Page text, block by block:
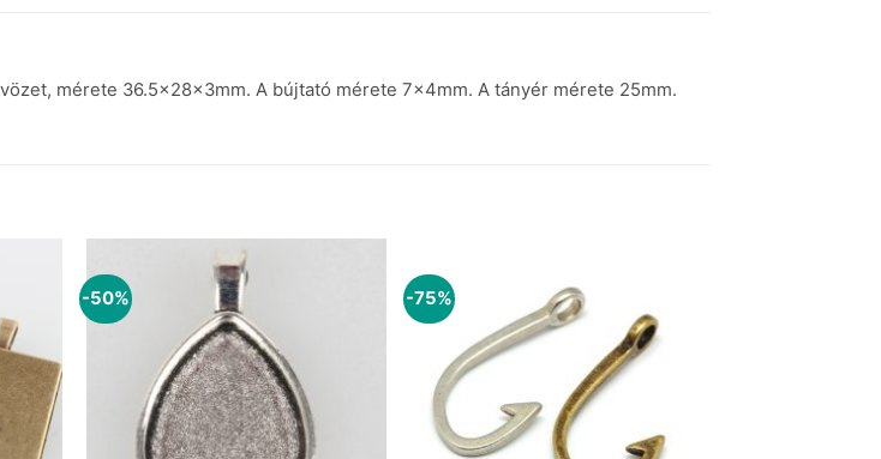
mérete 36.5x28x3mm. A bújtató mérete 7x4mm. A tányér mérete 25mm.
-50% -75%